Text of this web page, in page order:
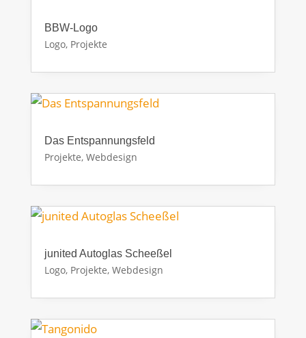
BBW-Logo
Logo, Projekte
Das Entspannungsfeld
Projekte, Webdesign
junited Autoglas Scheeßel
Logo, Projekte, Webdesign